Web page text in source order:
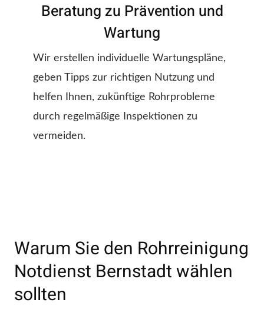
Beratung zu Prävention und
Wartung
Wir erstellen individuelle Wartungspläne,
geben Tipps zur richtigen Nutzung und
helfen Ihnen, zukünftige Rohrprobleme
durch regelmäßige Inspektionen zu
vermeiden.
Warum Sie den Rohrreinigung
Notdienst Bernstadt wählen
sollten